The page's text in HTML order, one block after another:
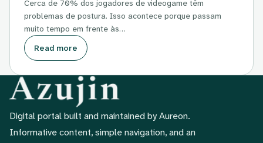
Cerca de 70% dos jogadores de videogame têm
problemas de postura. Isso acontece porque passam
muito tempo em frente às…
Read more
Digital portal built and maintained by Aureon.
Informative content, simple navigation, and an